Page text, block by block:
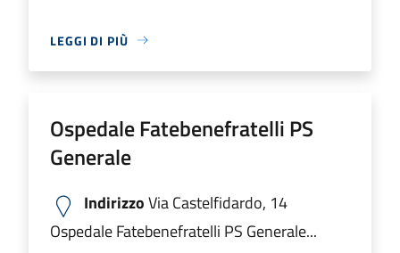
LEGGI DI PIÙ
Ospedale Fatebenefratelli PS
Generale
IndirizzoVia Castelfidardo, 14
Ospedale Fatebenefratelli PS Generale...